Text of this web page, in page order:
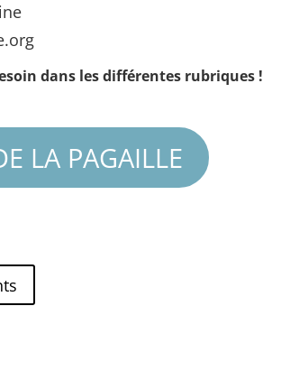
dans les différentes rubriques !
LA PAGAILLE